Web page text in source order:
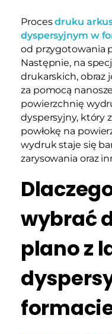
Procesdruku
dyspersyjnym w
od przygotowania
Następnie, na
drukarskich, obraz
za pomocą
powierzchnię
dyspersyjny, który
powłokę na
wydruk staje się
zarysowania oraz
wybrać
plano z